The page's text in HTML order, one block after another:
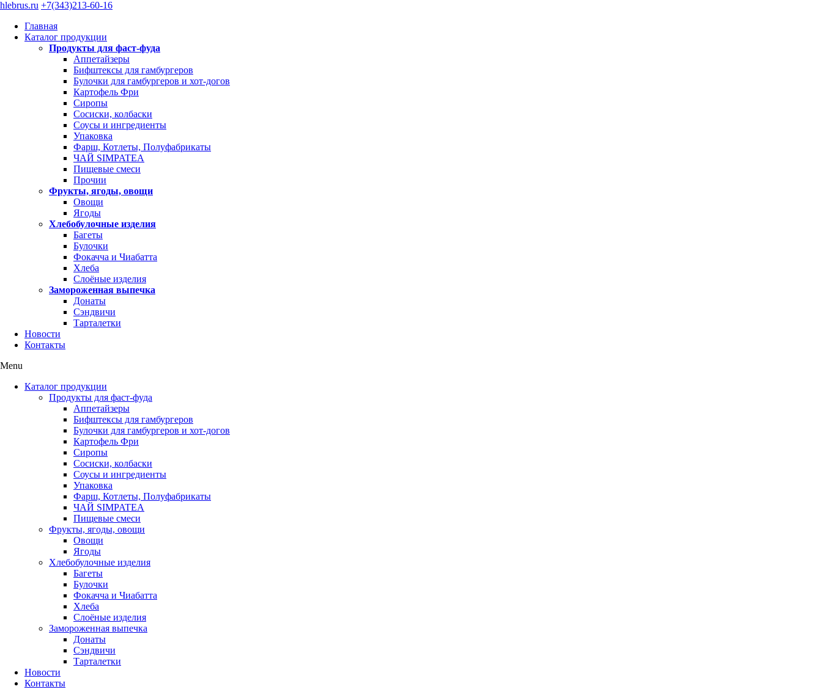
hlebrus.ru +7(343)213-60-16
Главная
Каталог продукции
Продукты для фаст-фуда
Аппетайзеры
Бифштексы для гамбургеров
Булочки для гамбургеров и хот-догов
Картофель Фри
Сиропы
Сосиски, колбаски
Соусы и ингредиенты
Упаковка
Фарш, Котлеты, Полуфабрикаты
ЧАЙ SIMPATEA
Пищевые смеси
Прочии
Фрукты, ягоды, овощи
Овощи
Ягоды
Хлебобулочные изделия
Багеты
Булочки
Фокачча и Чиабатта
Хлеба
Слоёные изделия
Замороженная выпечка
Донаты
Сэндвичи
Тарталетки
Новости
Контакты
Menu
Каталог продукции
Продукты для фаст-фуда
Аппетайзеры
Бифштексы для гамбургеров
Булочки для гамбургеров и хот-догов
Картофель Фри
Сиропы
Сосиски, колбаски
Соусы и ингредиенты
Упаковка
Фарш, Котлеты, Полуфабрикаты
ЧАЙ SIMPATEA
Пищевые смеси
Фрукты, ягоды, овощи
Овощи
Ягоды
Хлебобулочные изделия
Багеты
Булочки
Фокачча и Чиабатта
Хлеба
Слоёные изделия
Замороженная выпечка
Донаты
Сэндвичи
Тарталетки
Новости
Контакты